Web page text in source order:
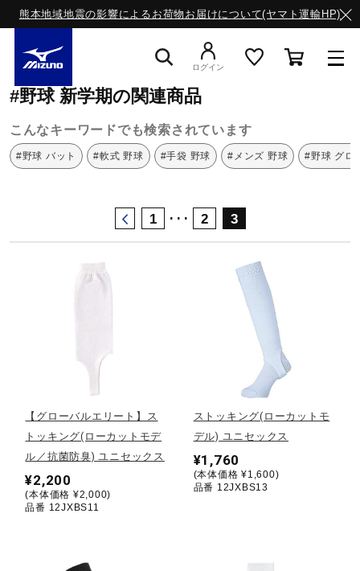
熊本地域地震の影響によるお荷物お届けについて(ヤマト運輸HP)
ライフスタイルウエア
ランニング
ゴルフ
ログイン
ミズノ公式オンライン
#野球 新学期の関連商品
こんなキーワードでも検索されています
#野球 バット #軟式 野球 #手袋 野球 #メンズ 野球 #野球 グロ
1 ･･･ 2 3
【グローバルエリート】ス
トッキング(ローカットモデ
ル／抗菌防臭) ユニセックス
¥2,200
(本体価格 ¥2,000)
品番 12JXBS11
ストッキング(ローカットモ
デル) ユニセックス
¥1,760
(本体価格 ¥1,600)
品番 12JXBS13